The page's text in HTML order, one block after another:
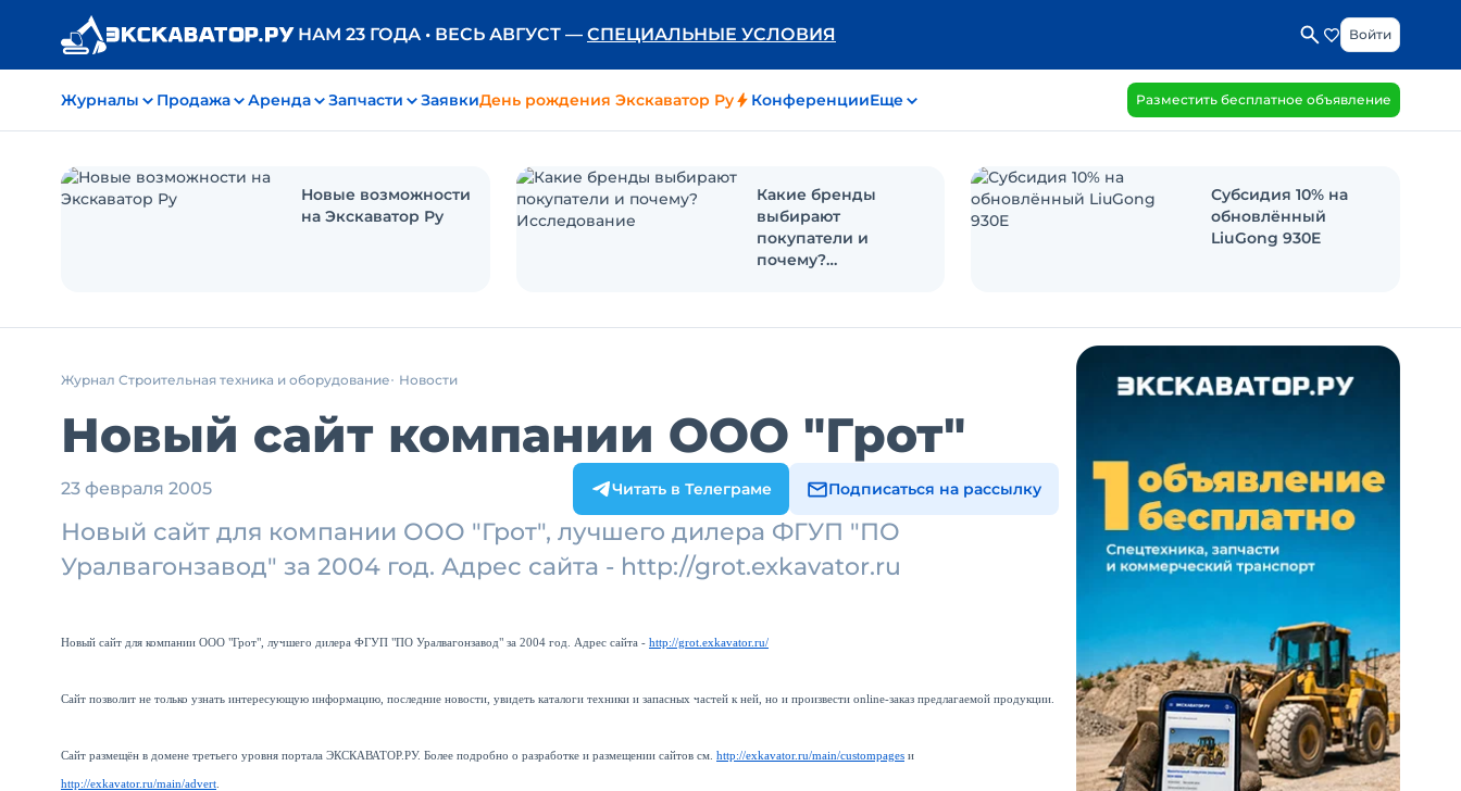
НАМ 23 ГОДА • ВЕСЬ АВГУСТ — СПЕЦИАЛЬНЫЕ УСЛОВИЯ Войти
Журналы Продажа Аренда Запчасти ЗаявкиДень рождения Экскаватор Ру КонференцииЕще Разместить бесплатное объявление
Новые возможности
на Экскаватор Ру
Какие бренды
выбирают
покупатели и
почему?
Субсидия 10% на
обновлённый
LiuGong 930E
Журнал Строительная техника и оборудование Новости
Новый сайт компании ООО "Грот"
23 февраля 2005 Читать в Телеграме Подписаться на рассылку
Новый сайт для компании ООО "Грот", лучшего дилера ФГУП "ПО
Уралвагонзавод" за 2004 год. Адрес сайта - http://grot.exkavator.ru
Новый сайт для компании ООО "Грот", лучшего дилера ФГУП "ПО Уралвагонзавод" за 2004 год. Адрес сайта - http://grot.exkavator.ru/
Сайт позволит не только узнать интересующую информацию, последние новости, увидеть каталоги техники и запасных частей к ней, но и произвести online-заказ предлагаемой продукции.
Сайт размещён в домене третьего уровня портала ЭКСКАВАТОР.РУ. Более подробно о разработке и размещении сайтов см. http://exkavator.ru/main/custompages и
http://exkavator.ru/main/advert